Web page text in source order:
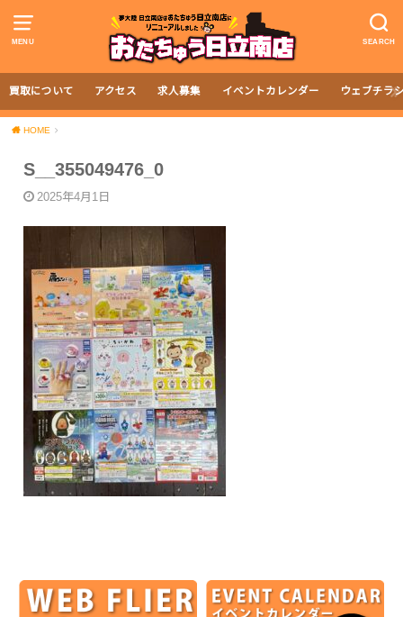
MENU SEARCH
買取について アクセス 求人募集 イベントカレンダー ウェブチラ
HOME
S__355049476_0
2025年4月1日